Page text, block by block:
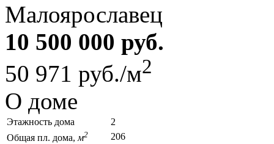
Малоярославец
10 500 000 руб.
50 971 руб./м2
О доме
Этажность дома
2
Общая пл. дома, м2
206